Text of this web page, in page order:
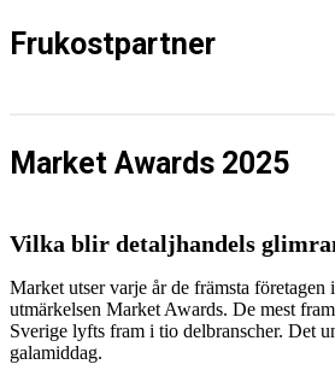
Frukostpartner
Market Awards 2025
Vilka blir detaljhandels
Market utser varje år de främsta företagen
utmärkelsen Market Awards. De mest
Sverige lyfts fram i tio delbranscher. Det
galamiddag.